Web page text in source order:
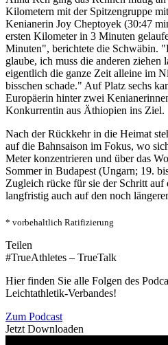
Kilometern mit der Spitzengruppe
Kenianerin Joy Cheptoyek (30:47
ersten Kilometer in 3 Minuten
Minuten", berichtete die Schwäbin.
glaube, ich muss die anderen ziehen
eigentlich die ganze Zeit alleine im
bisschen schade." Auf Platz sechs
Europäerin hinter zwei
Konkurrentin aus Äthiopien ins Ziel.
Nach der Rückkehr in die Heimat
auf die Bahnsaison im Fokus, wo
Meter konzentrieren und über das
Sommer in Budapest (Ungarn; 19.
Zugleich rücke für sie der Schritt auf
langfristig auch auf den noch
* vorbehaltlich Ratifizierung
Teilen
#TrueAthletes – TrueTalk
Hier finden Sie alle Folgen des
Leichtathletik-Verbandes!
Zum Podcast
Jetzt Downloaden